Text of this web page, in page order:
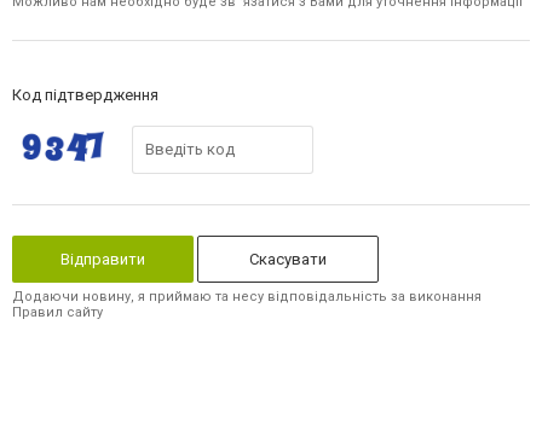
Код підтвердження
Скасувати
Додаючи новину, я приймаю та несу відповідальність за виконання
Правил сайту